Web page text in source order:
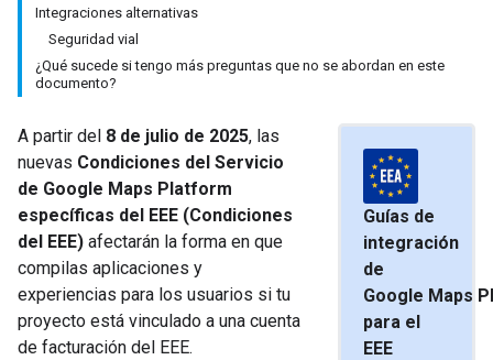
Integraciones alternativas
Seguridad vial
¿Qué sucede si tengo más preguntas que no se abordan en este
documento?
Guías de
integración
de
Google Maps
para el
EEE
A partir del 8 de julio de 2025, las
nuevas Condiciones del Servicio
de Google Maps Platform
específicas del EEE (Condiciones
del EEE) afectarán la forma en que
compilas aplicaciones y
experiencias para los usuarios si tu
proyecto está vinculado a una cuenta
de facturación del EEE.